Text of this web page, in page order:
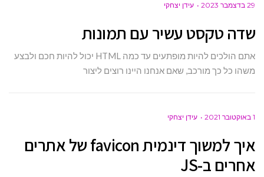
29 בדצמבר 2023 עידן יצחקי
שדה טקסט עשיר עם תמונות
אתם הולכים להיות מופתעים עד כמה HTML יכול להיות חכם ולבצע
משהו כל כך מורכב, שאם אנחנו היינו רוצים ליצור
1 באוקטובר 2021 עידן יצחקי
איך למשוך דינמית favicon של אתרים
אחרים ב-JS